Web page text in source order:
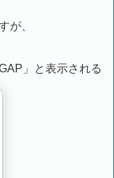
が、
」と表示される